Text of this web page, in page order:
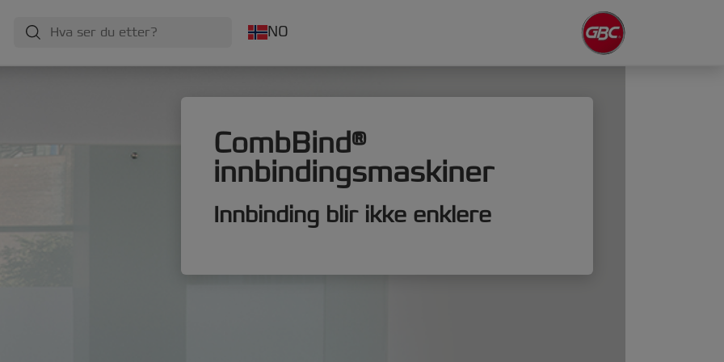
NO
CombBind®
innbindingsmaskiner
Innbinding blir ikke enklere